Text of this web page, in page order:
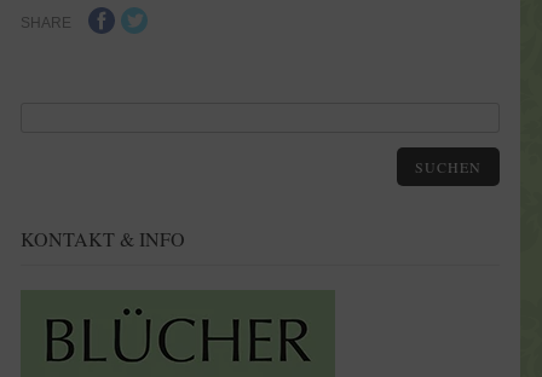
SHARE
SUCHEN
KONTAKT & INFO